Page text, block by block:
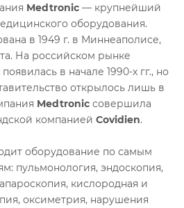
Medtronic — крупнейший
оборудования.
в 1949 г. в Миннеаполисе,
На российском рынке
появилась в начале 1990-х гг., но
открылось лишь в
Medtronic совершила
компанией Covidien.
оборудование по самым
пульмонология, эндоскопия,
кислородная и
оксиметрия, нарушения